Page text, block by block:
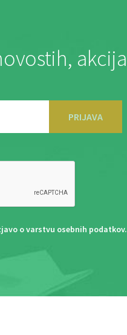
PRIJAVA
o varstvu osebnih podatkov